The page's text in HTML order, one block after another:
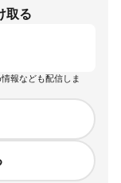
取る
報なども配信しま